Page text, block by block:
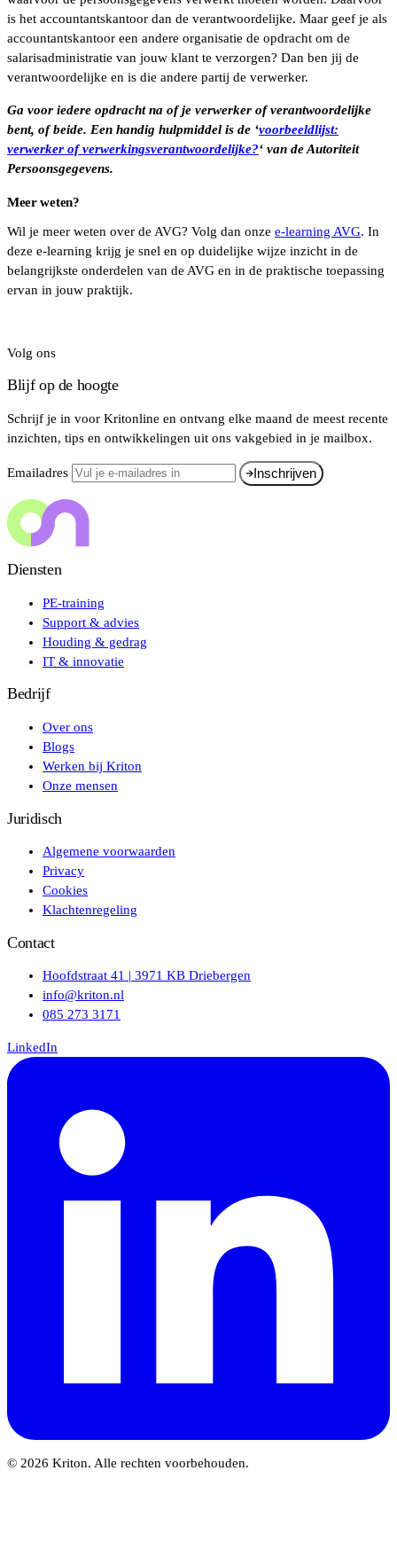
is het accountantskantoor dan de verantwoordelijke. Maar geef je als
accountantskantoor een andere organisatie de opdracht om de
salarisadministratie van jouw klant te verzorgen? Dan ben jij de
verantwoordelijke en is die andere partij de verwerker.
Ga voor iedere opdracht na of je verwerker of verantwoordelijke
bent, of beide. Een handig hulpmiddel is de ‘voorbeeldlijst:
verwerker of verwerkingsverantwoordelijke?‘ van de Autoriteit
Persoonsgegevens.
Meer weten?
Wil je meer weten over de AVG? Volg dan onze e-learning AVG. In
deze e-learning krijg je snel en op duidelijke wijze inzicht in de
belangrijkste onderdelen van de AVG en in de praktische toepassing
ervan in jouw praktijk.
Volg ons
Blijf op de hoogte
Schrijf je in voor Kritonline en ontvang elke maand de meest recente
inzichten, tips en ontwikkelingen uit ons vakgebied in je mailbox.
Emailadres Inschrijven
Diensten
PE-training
Support & advies
Houding & gedrag
IT & innovatie
Bedrijf
Over ons
Blogs
Werken bij Kriton
Onze mensen
Juridisch
Algemene voorwaarden
Privacy
Cookies
Klachtenregeling
Contact
Hoofdstraat 41 | 3971 KB Driebergen
info@kriton.nl
085 273 3171
LinkedIn
© 2026 Kriton. Alle rechten voorbehouden.